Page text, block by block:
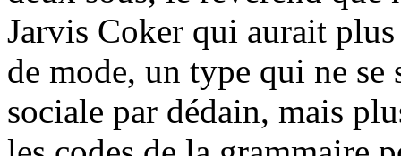
Jarvis Coker qui aurait
de mode, un type qui ne
sociale par dédain, mais